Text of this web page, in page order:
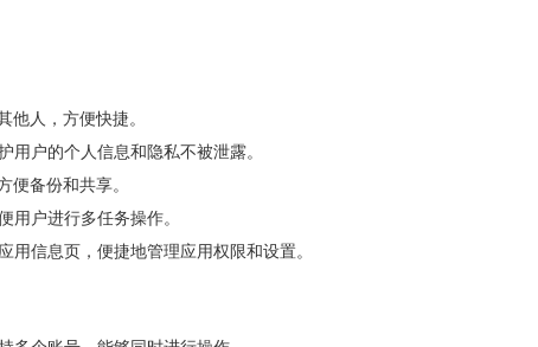
他人，方便快捷。
用户的个人信息和隐私不被泄露。
便备份和共享。
用户进行多任务操作。
信息页，便捷地管理应用权限和设置。